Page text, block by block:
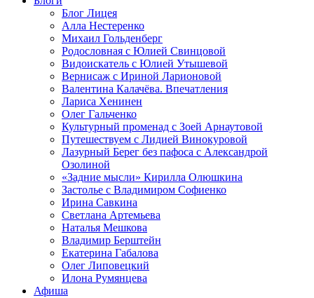
Блог Лицея
Алла Нестеренко
Михаил Гольденберг
Родословная с Юлией Свинцовой
Видоискатель с Юлией Утышевой
Вернисаж с Ириной Ларионовой
Валентина Калачёва. Впечатления
Лариса Хенинен
Олег Гальченко
Культурный променад с Зоей Арнаутовой
Путешествуем с Лидией Винокуровой
Лазурный Берег без пафоса с Александрой
Озолиной
«Задние мысли» Кирилла Олюшкина
Застолье с Владимиром Софиенко
Ирина Савкина
Светлана Артемьева
Наталья Мешкова
Владимир Берштейн
Екатерина Габалова
Олег Липовецкий
Илона Румянцева
Афиша